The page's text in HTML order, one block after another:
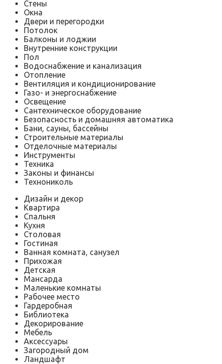
Стены
Окна
Двери и перегородки
Потолок
Балконы и лоджии
Внутренние конструкции
Пол
Водоснабжение и канализация
Отопление
Вентиляция и кондиционирование
Газо- и энергоснабжение
Освещение
Сантехническое оборудование
Безопасность и домашняя автоматика
Бани, сауны, бассейны
Строительные материалы
Отделочные материалы
Инструменты
Техника
Законы и финансы
Технониколь
Дизайн и декор
Квартира
Спальня
Кухня
Столовая
Гостиная
Ванная комната, санузел
Прихожая
Детская
Мансарда
Маленькие комнаты
Рабочее место
Гардеробная
Библиотека
Декорирование
Мебель
Аксессуары
Загородный дом
Ландшафт